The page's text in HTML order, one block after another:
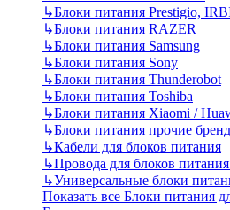
↳Блоки питания Prestigio,
↳Блоки питания RAZER
↳Блоки питания Samsung
↳Блоки питания Sony
↳Блоки питания Thunderobot
↳Блоки питания Toshiba
↳Блоки питания Xiaomi /
↳Блоки питания прочие
↳Кабели для блоков питания
↳Провода для блоков
↳Универсальные блоки
Показать все Блоки питания